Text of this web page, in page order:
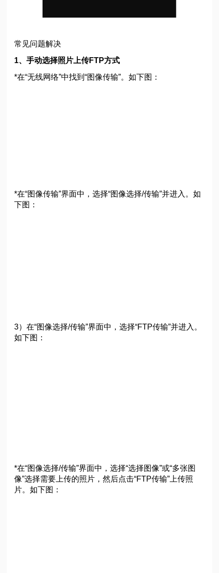
常见问题解决
1、手动选择照片上传FTP方式
*在“无线网络”中找到“图像传输”。如下图：
*在“图像传输”界面中，选择“图像选择/传输”并进入。如
下图：
3）在“图像选择/传输”界面中，选择“FTP传输”并进入。
如下图：
*在“图像选择/传输”界面中，选择“选择图像”或“多张图
像”选择需要上传的照片，然后点击“FTP传输”上传照
片。如下图：